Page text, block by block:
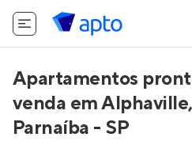
Apartamentos
venda em
Parnaíba - SP